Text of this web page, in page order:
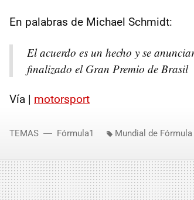
En palabras de Michael Schmidt:
El acuerdo es un hecho y se
finalizado el Gran Premio de Brasil
Vía | motorsport
TEMAS Fórmula1 Mundial de Fórmula